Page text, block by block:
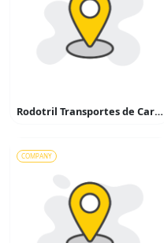
Rodotril Transportes de Cargas
COMPANY